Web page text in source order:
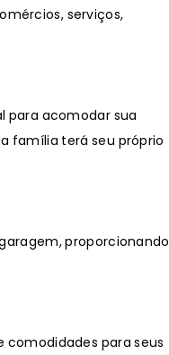
serviços,
para acomodar sua
família terá seu próprio
proporcionando
para seus